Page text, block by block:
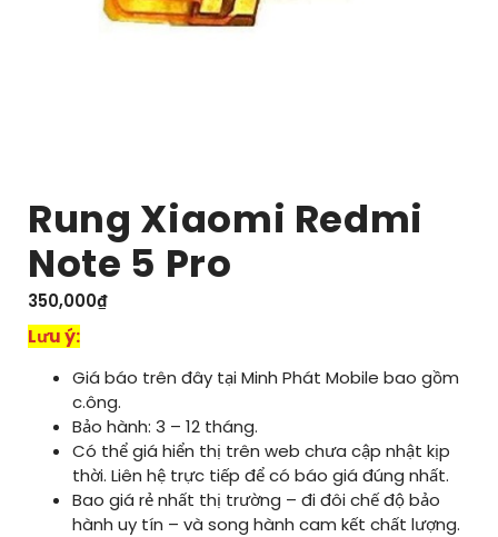
Rung Xiaomi Redmi
Note 5 Pro
350,000₫
Lưu ý:
Giá báo trên đây tại Minh Phát Mobile bao gồm
c.ông.
Bảo hành: 3 – 12 tháng.
Có thể giá hiển thị trên web chưa cập nhật kịp
thời. Liên hệ trực tiếp để có báo giá đúng nhất.
Bao giá rẻ nhất thị trường – đi đôi chế độ bảo
hành uy tín – và song hành cam kết chất lượng.